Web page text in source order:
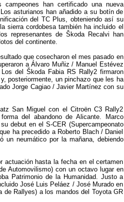
campeones han certificado una nueva
asturianos han añadido a su botín de
del TC Plus, obteniendo así su
sierra cordobesa también ha incluido el
represenantes de Škoda Recalvi han
del continente.
que cosecharon el mes pasado en
a Álvaro Muñiz / Manuel Estévez
del Škoda Fabia RS Rally2 firmaron
posteriormente, un pinchazo que les ha
Jorge Cagiao / Javier Martínez con su
San Miguel con el Citroën C3 Rally2
del abandono de Alicante. Marco
debut en el S-CER (Supercampeonato
ha precedido a Roberto Blach / Daniel
un neumático por la mañana, debiendo
actuación hasta la fecha en el certamen
Automovilismo) con un octavo lugar en
Patrimonio de la Humanidad. Justo a
José Luis Peláez / José Murado en
de Rallyes) a los mandos del Toyota GR